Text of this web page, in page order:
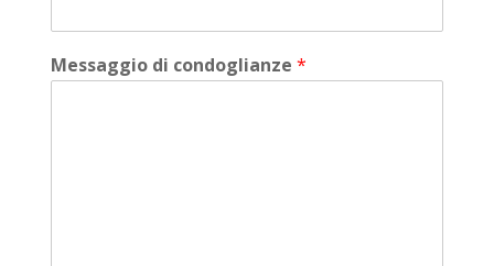
Messaggio di condoglianze *